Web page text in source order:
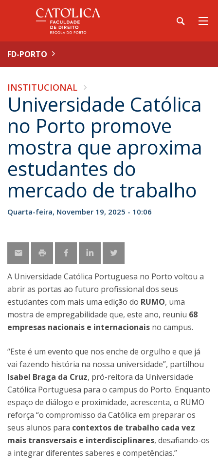
FD-PORTO
INSTITUCIONAL
Universidade Católica
no Porto promove
mostra que aproxima
estudantes do
mercado de trabalho
Quarta-feira, November 19, 2025 - 10:06
A Universidade Católica Portuguesa no Porto voltou a
abrir as portas ao futuro profissional dos seus
estudantes com mais uma edição do RUMO, uma
mostra de empregabilidade que, este ano, reuniu 68
empresas nacionais e internacionais no campus.
“Este é um evento que nos enche de orgulho e que já
vai fazendo história na nossa universidade”, partilhou
Isabel Braga da Cruz, pró-reitora da Universidade
Católica Portuguesa para o campus do Porto. Enquanto
espaço de diálogo e proximidade, acrescenta, o RUMO
reforça “o compromisso da Católica em preparar os
seus alunos para contextos de trabalho cada vez
mais transversais e interdisciplinares, desafiando-os
a integrar diferentes saberes e competências.”